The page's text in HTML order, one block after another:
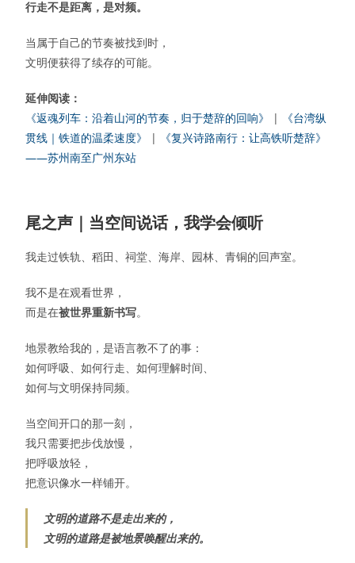
行走不是距离，是对频。
当属于自己的节奏被找到时，
文明便获得了续存的可能。
延伸阅读：
《返魂列车：沿着山河的节奏，归于楚辞的回响》
|
《台湾纵
贯线｜铁道的温柔速度》
|
《复兴诗路南行：让高铁听楚辞》
——苏州南至广州东站
尾之声｜当空间说话，我学会倾听
我走过铁轨、稻田、祠堂、海岸、园林、青铜的回声室。
我不是在观看世界，
而是在被世界重新书写。
地景教给我的，是语言教不了的事：
如何呼吸、如何行走、如何理解时间、
如何与文明保持同频。
当空间开口的那一刻，
我只需要把步伐放慢，
把呼吸放轻，
把意识像水一样铺开。
文明的道路不是走出来的，
文明的道路是被地景唤醒出来的。